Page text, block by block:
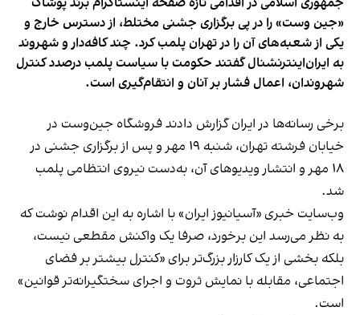
«جین وست» را در پی برگزاری جشنی مختلط، از دسترس خارج و
یکی از شعبه‌های آن را در تهران پلمب کرد. چند کافه‌‌دار و شهروند
به ایران‌اینترنشنال گفتند حکومت با سیاست پلمب درصدد کنترل
شهروندان، اعمال فشار بر آنان و انتقام‌گیری است.
برخی رسانه‌ها در ایران گزارش دادند فروشگاه جین‌وست در
خیابان فرشته تهران، شنبه ۱۹ مهر و پس از برگزاری جشنی در
۱۸ مهر و انتشار ویدیوهای آن، به‌دست نیروی انتظامی پلمب
شد.
وب‌سایت خبری «آسیانیوز ایران» با اشاره به این اقدام نوشت که
به نظر می‌رسد این برخورد، صرفا یک واکنش مقطعی نیست،
بلکه بخشی از یک کارزار بزرگ‌تر برای «کنترل بیشتر بر فضای
اجتماعی، مقابله با نمایش ثروت و اجرای سختگیرانه‌تر قوانین»
است.